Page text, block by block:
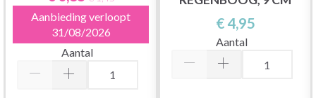
Aanbieding verloopt
31/08/2026
Aantal
€ 4,95
Aantal